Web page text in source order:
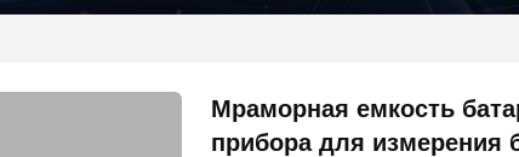
Мраморная емкость
прибора для измерения